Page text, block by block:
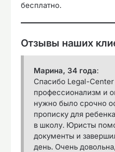
бесплатно.
Отзывы наших
Марина, 34 года:
Спасибо Legal-Center
профессионализм и
нужно было срочно
прописку для
в школу. Юристы
документы и
день. Очень